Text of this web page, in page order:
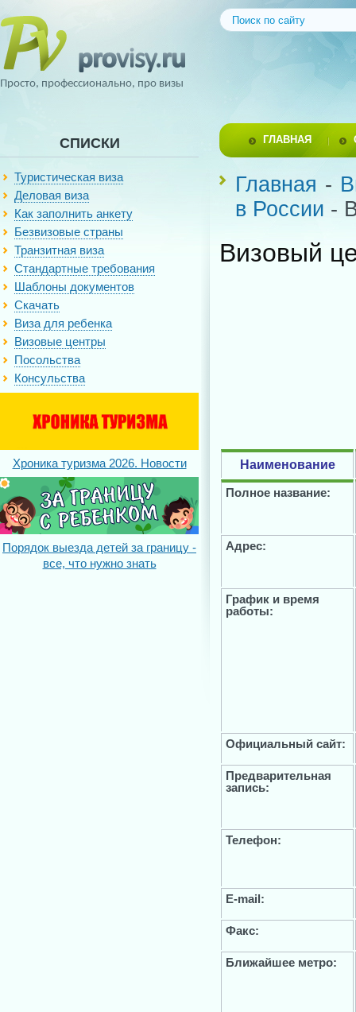
Просто, профессионально, про визы
СПИСКИ
Туристическая виза
Деловая виза
Как заполнить анкету
Безвизовые страны
Транзитная виза
Стандартные требования
Шаблоны документов
Скачать
Виза для ребенка
Визовые центры
Посольства
Консульства
Хроника туризма 2026. Новости
Порядок выезда детей за границу -
все, что нужно знать
ГЛАВНАЯ
Главная -
в России -
Визовый
Наименование
Полное название:
Адрес:
График и время
работы:
Официальный сайт:
Предварительная
запись:
Телефон:
E-mail:
Факс:
Ближайшее метро: